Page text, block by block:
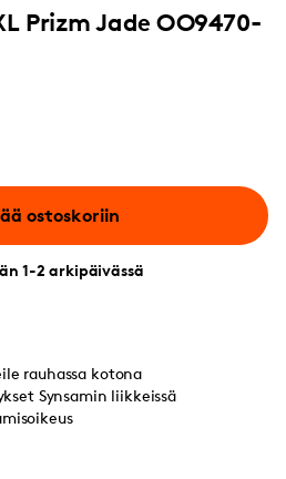
Prizm Jade OO9470-
ostoskoriin
1-2 arkipäivässä
rauhassa kotona
Synsamin liikkeissä